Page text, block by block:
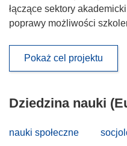
łączące sektory
poprawy możliwości
Pokaż cel projektu
Dziedzina nauki
nauki społeczne